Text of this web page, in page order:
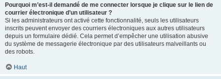
Pourquoi m’est-il demandé de me connecter lorsque je clique sur le lien de
courrier électronique d’un utilisateur ?
Si les administrateurs ont activé cette fonctionnalité, seuls les utilisateurs
inscrits peuvent envoyer des courriers électroniques aux autres utilisateurs
depuis un formulaire dédié. Cela permet d’empêcher une utilisation abusive
du système de messagerie électronique par des utilisateurs malveillants ou
des robots.
Haut